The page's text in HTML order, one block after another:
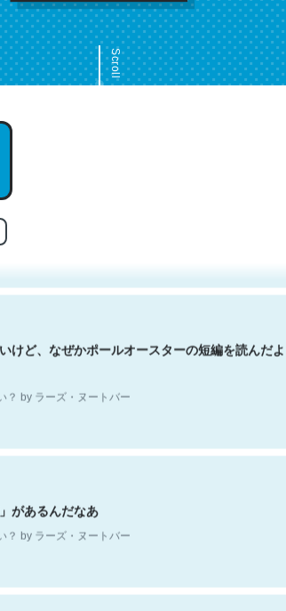
Scroll
バーなんだろうなと凄く思う。英語少しでも読め
けど、なぜかポールオースターの短編を読んだよ
by ラーズ・ヌートバー
があるんだなあ
by ラーズ・ヌートバー